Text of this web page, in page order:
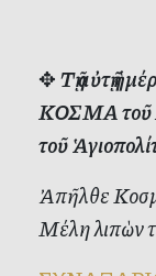
✥Τῇ αὐτῇ
ΚΟΣΜΑ τοῦ
τοῦ
Ἀπῆλθε
Μέλη λιπὼν